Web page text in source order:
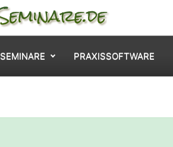
SEMINARE PRAXISSOFTWARE